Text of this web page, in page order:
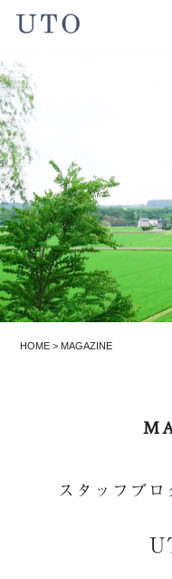
HOME > MAGAZINE
スタッフブ